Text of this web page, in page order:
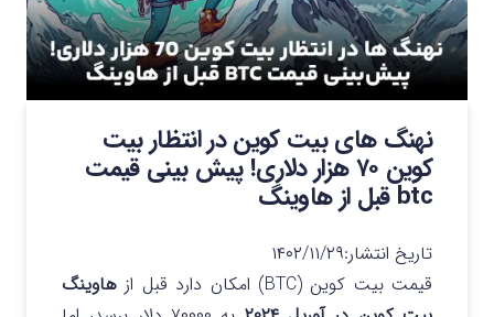
نهنگ های بیت کوین در انتظار بیت
کوین ۷۰ هزار دلاری! پیش بینی قیمت
btc قبل از هاوینگ
تاریخ انتشار:۱۴۰۲/۱۱/۲۹
قیمت بیت کوین (BTC) امکان دارد قبل از
هاوینگ